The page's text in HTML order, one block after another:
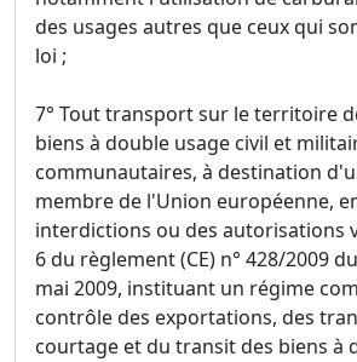
des usages autres que ceux qui
loi ;
7° Tout transport sur le territoire
biens à double usage civil et
communautaires, à destination
membre de l'Union européenne,
interdictions ou des autorisations
6 du règlement (CE) n° 428/2009
mai 2009, instituant un régime
contrôle des exportations, des
courtage et du transit des biens à